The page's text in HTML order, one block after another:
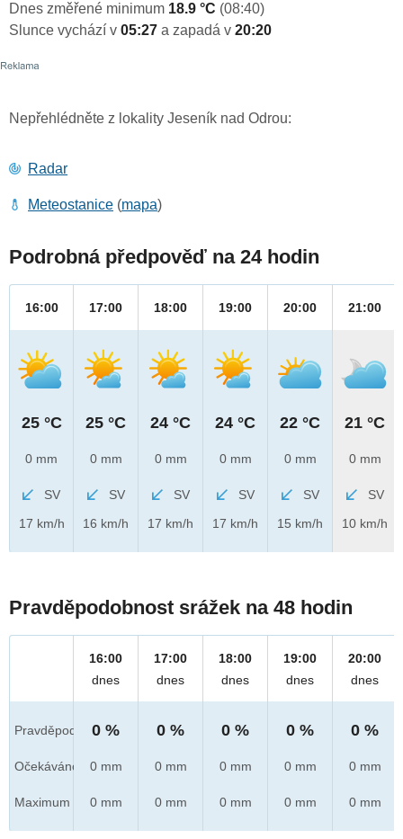
Dnes změřené minimum 18.9 °C (08:40)
Slunce vychází v 05:27 a zapadá v 20:20
Nepřehlédněte z lokality Jeseník nad Odrou:
Radar
Meteostanice (mapa)
Podrobná předpověď na 24 hodin
16:00
25 °C
0 mm
SV
17 km/h
17:00
25 °C
0 mm
SV
16 km/h
18:00
24 °C
0 mm
SV
17 km/h
19:00
24 °C
0 mm
SV
17 km/h
20:00
22 °C
0 mm
SV
15 km/h
21:00
21 °C
0 mm
SV
10 km/h
Pravděpodobnost srážek na 48 hodin
Pravděpod.
Očekáváno
Maximum
16:00
dnes
0 %
0 mm
0 mm
17:00
dnes
0 %
0 mm
0 mm
18:00
dnes
0 %
0 mm
0 mm
19:00
dnes
0 %
0 mm
0 mm
20:00
dnes
0 %
0 mm
0 mm